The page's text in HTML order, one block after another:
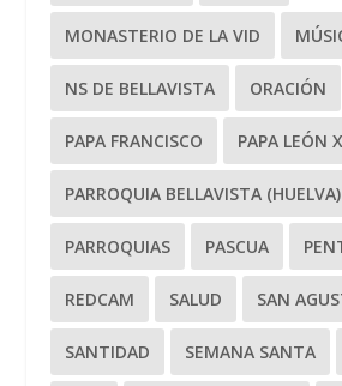
MONASTERIO DE LA VID
NS DE BELLAVISTA ORACIÓN
PAPA FRANCISCO PAPA LEÓN
PARROQUIA BELLAVISTA (HUELVA)
PARROQUIAS PASCUA
REDCAM SALUD SAN
SANTIDAD SEMANA SANTA